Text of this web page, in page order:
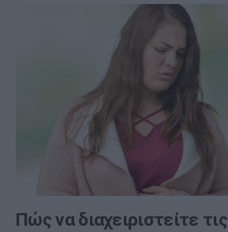
Πώς να διαχειριστείτε τις